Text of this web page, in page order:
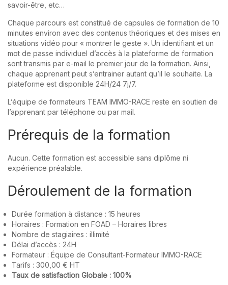
savoir-être, etc…
Chaque parcours est constitué de capsules de formation de 10
minutes environ avec des contenus théoriques et des mises en
situations vidéo pour « montrer le geste ». Un identifiant et un
mot de passe individuel d’accès à la plateforme de formation
sont transmis par e-mail le premier jour de la formation. Ainsi,
chaque apprenant peut s’entrainer autant qu’il le souhaite. La
plateforme est disponible 24H/24 7j/7.
L’équipe de formateurs TEAM IMMO-RACE reste en soutien de
l’apprenant par téléphone ou par mail.
Prérequis de la formation
Aucun. Cette formation est accessible sans diplôme ni
expérience préalable.
Déroulement de la formation
Durée formation à distance : 15 heures
Horaires : Formation en FOAD – Horaires libres
Nombre de stagiaires : illimité
Délai d’accès : 24H
Formateur : Équipe de Consultant-Formateur IMMO-RACE
Tarifs : 300,00 € HT
Taux de satisfaction Globale : 100%